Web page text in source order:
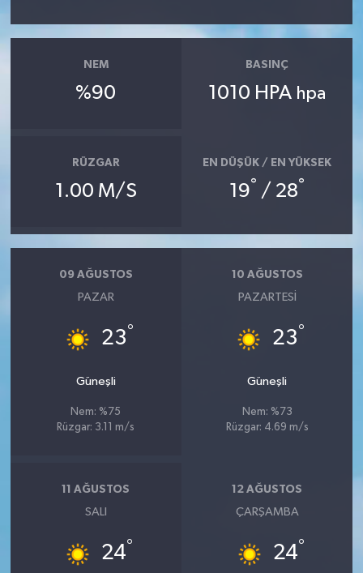
NEM
%90
BASINÇ
1010 HPA hpa
RÜZGAR
1.00 M/S
EN DÜŞÜK / EN YÜKSEK
19° / 28°
09 AĞUSTOS
PAZAR
23°
Güneşli
Nem: %75
Rüzgar: 3.11 m/s
10 AĞUSTOS
PAZARTESI
23°
Güneşli
Nem: %73
Rüzgar: 4.69 m/s
11 AĞUSTOS
SALI
24°
12 AĞUSTOS
ÇARŞAMBA
24°